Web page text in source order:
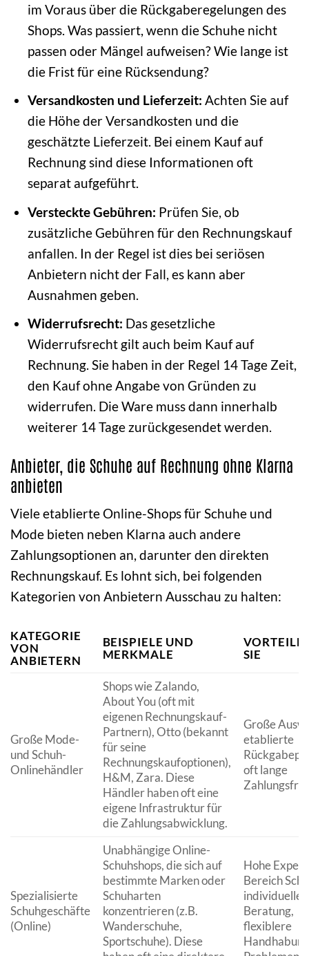
im Voraus über die Rückgaberegelungen des
Shops. Was passiert, wenn die Schuhe nicht
passen oder Mängel aufweisen? Wie lange ist
die Frist für eine Rücksendung?
Versandkosten und Lieferzeit: Achten Sie auf
die Höhe der Versandkosten und die
geschätzte Lieferzeit. Bei einem Kauf auf
Rechnung sind diese Informationen oft
separat aufgeführt.
Versteckte Gebühren: Prüfen Sie, ob
zusätzliche Gebühren für den Rechnungskauf
anfallen. In der Regel ist dies bei seriösen
Anbietern nicht der Fall, es kann aber
Ausnahmen geben.
Widerrufsrecht: Das gesetzliche
Widerrufsrecht gilt auch beim Kauf auf
Rechnung. Sie haben in der Regel 14 Tage Zeit,
den Kauf ohne Angabe von Gründen zu
widerrufen. Die Ware muss dann innerhalb
weiterer 14 Tage zurückgesendet werden.
Anbieter, die Schuhe auf Rechnung ohne Klarna
anbieten
Viele etablierte Online-Shops für Schuhe und
Mode bieten neben Klarna auch andere
Zahlungsoptionen an, darunter den direkten
Rechnungskauf. Es lohnt sich, bei folgenden
Kategorien von Anbietern Ausschau zu halten:
KATEGORIE
VON
ANBIETERN
BEISPIELE UND
MERKMALE
VORTEILE
SIE
Große Mode-
und Schuh-
Onlinehändler
Shops wie Zalando,
About You (oft mit
eigenen Rechnungskauf-
Partnern), Otto (bekannt
für seine
Rechnungskaufoptionen),
H&M, Zara. Diese
Händler haben oft eine
eigene Infrastruktur für
die Zahlungsabwicklung.
Große
etablierte
oft lange
Spezialisierte
Schuhgeschäfte
(Online)
Unabhängige Online-
Schuhshops, die sich auf
bestimmte Marken oder
Schuharten
konzentrieren (z.B.
Wanderschuhe,
Sportschuhe). Diese
Hohe
Bereich
individuelle
Beratung,
flexiblere